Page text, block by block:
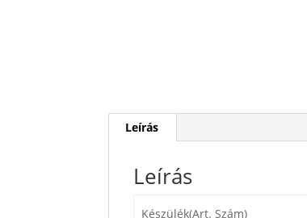
Leírás
Leírás
Készülék(Art. Szám)